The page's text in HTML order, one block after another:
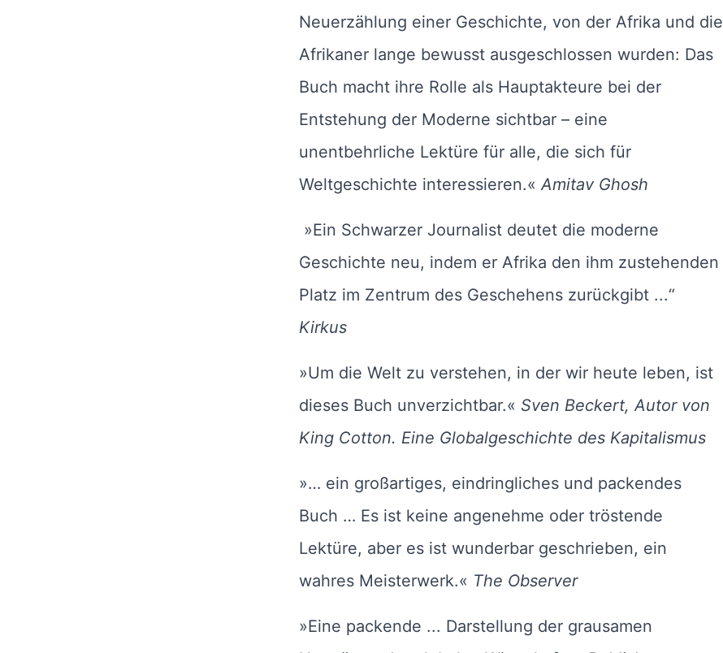
Neuerzählung einer Geschichte, von der Afrika und die
Afrikaner lange bewusst ausgeschlossen wurden: Das
Buch macht ihre Rolle als Hauptakteure bei der
Entstehung der Moderne sichtbar – eine
unentbehrliche Lektüre für alle, die sich für
Weltgeschichte interessieren.«Amitav Ghosh
»Ein Schwarzer Journalist deutet die moderne
Geschichte neu, indem er Afrika den ihm zustehenden
Platz im Zentrum des Geschehens zurückgibt ...“
Kirkus
»Um die Welt zu verstehen, in der wir heute leben, ist
dieses Buch unverzichtbar.« Sven Beckert, Autor von
King Cotton. Eine Globalgeschichte des Kapitalismus
»… ein großartiges, eindringliches und packendes
Buch … Es ist keine angenehme oder tröstende
Lektüre, aber es ist wunderbar geschrieben, ein
wahres Meisterwerk.« The Observer
»Eine packende ... Darstellung der grausamen